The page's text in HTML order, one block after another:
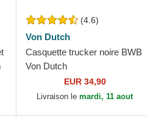
(4.6)
Von Dutch
Casquette trucker noire BWB
Von Dutch
EUR 34,90
Livraison le mardi, 11 aout